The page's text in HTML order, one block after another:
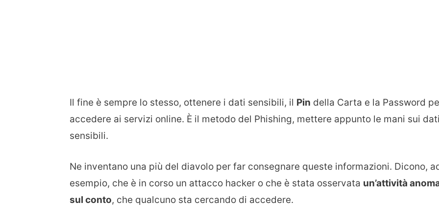
Il fine è sempre lo stesso, ottenere i dati sensibili, il Pin della Carta e la Password
accedere ai servizi online. È il metodo del Phishing, mettere appunto le mani sui dati
sensibili.
Ne inventano una più del diavolo per far consegnare queste informazioni. Dicono,
esempio, che è in corso un attacco hacker o che è stata osservata un’attività
sul conto, che qualcuno sta cercando di accedere.